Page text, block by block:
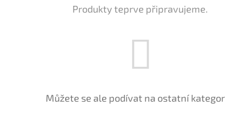
Produkty teprve připravujeme.
Můžete se ale podívat na ostatní